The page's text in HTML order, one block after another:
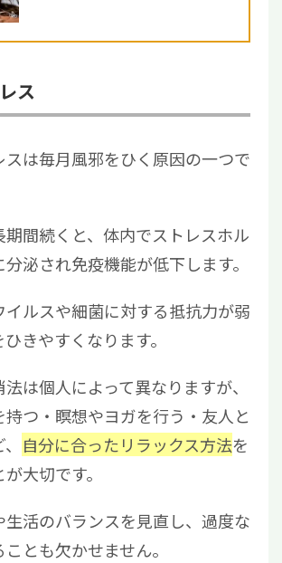
ス
は毎月風邪をひく原因の一つで
期間続くと、体内でストレスホル
泌され免疫機能が低下します。
イルスや細菌に対する抵抗力が弱
きやすくなります。
は個人によって異なりますが、
持つ・瞑想やヨガを行う・友人と
自分に合ったリラックス方法を
大切です。
生活のバランスを見直し、過度な
とも欠かせません。